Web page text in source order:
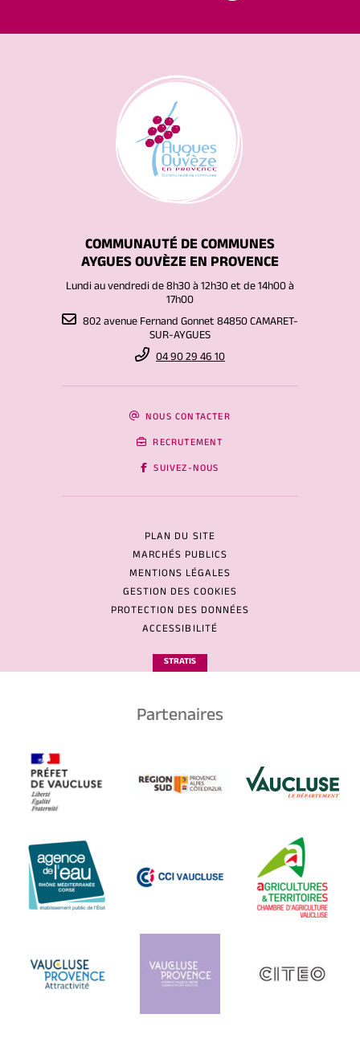
COMMUNAUTÉ DE COMMUNES
AYGUES OUVÈZE EN PROVENCE
Lundi au vendredi de 8h30 à 12h30 et de 14h00 à
17h00
802 avenue Fernand Gonnet 84850 CAMARET-
SUR-AYGUES
04 90 29 46 10
NOUS CONTACTER
RECRUTEMENT
SUIVEZ-NOUS
PLAN DU SITE
MARCHÉS PUBLICS
MENTIONS LÉGALES
GESTION DES COOKIES
PROTECTION DES DONNÉES
ACCESSIBILITÉ
STRATIS
Partenaires